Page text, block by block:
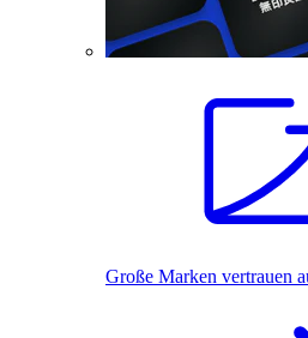
Große Marken vertrauen